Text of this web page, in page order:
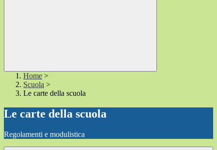
Home >
Scuola >
Le carte della scuola
Le carte della scuola
Regolamenti e modulistica